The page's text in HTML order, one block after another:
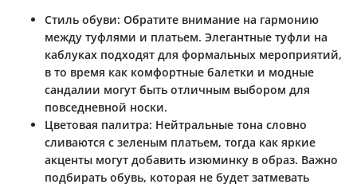
Стиль обуви: Обратите внимание на гармонию
между туфлями и платьем. Элегантные туфли на
каблуках подходят для формальных мероприятий,
в то время как комфортные балетки и модные
сандалии могут быть отличным выбором для
повседневной носки.
Цветовая палитра: Нейтральные тона словно
сливаются с зеленым платьем, тогда как яркие
акценты могут добавить изюминку в образ. Важно
подбирать обувь, которая не будет затмевать